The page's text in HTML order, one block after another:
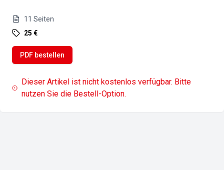
11 Seiten
25 €
PDF bestellen
Dieser Artikel ist nicht kostenlos verfügbar. Bitte
nutzen Sie die Bestell-Option.